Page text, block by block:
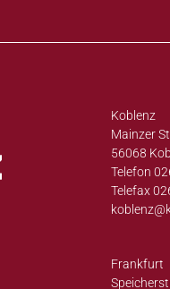
Koblenz
Mainzer
56068
Telefon
Telefax
koblenz@
Frankfurt